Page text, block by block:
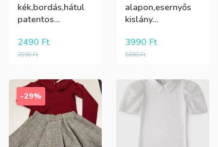
kék,bordás,hátul
patentos...
3590Ft
2490 Ft
alapon,esernyős
kislány...
5690Ft
3990 Ft
-29%